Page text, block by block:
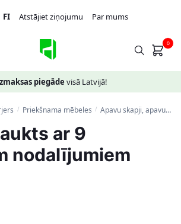
FI Atstājiet ziņojumu Par mums
0
piegāde visā Latvijā!
/ Priekšnama mēbeles / Apavu skapji, apavu plaukti, priekšnama soliņi
ar 9
nodalījumiem